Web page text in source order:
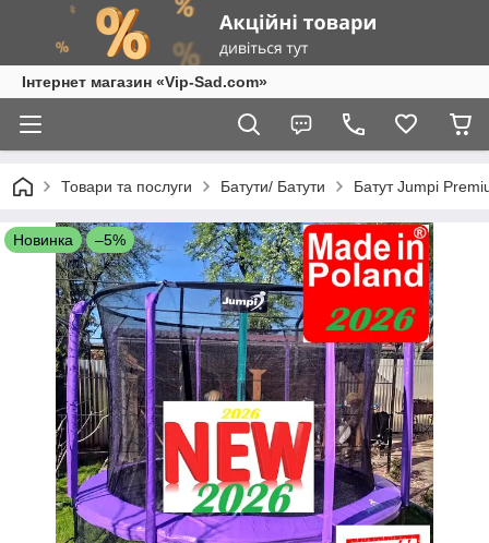
Інтернет магазин «Vip-Sad.com»
Товари та послуги Батути/ Батути Батут Jumpi
Новинка –5%